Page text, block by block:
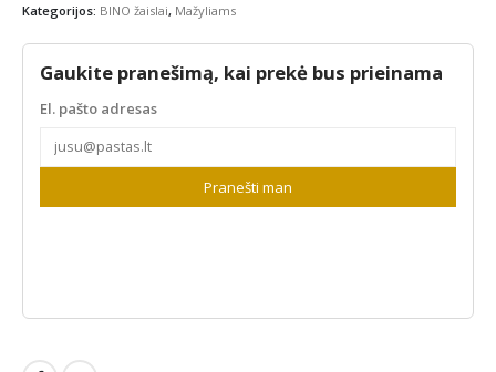
Kategorijos: BINO žaislai, Mažyliams
Gaukite pranešimą, kai prekė bus prieinama
El. pašto adresas
Pranešti man